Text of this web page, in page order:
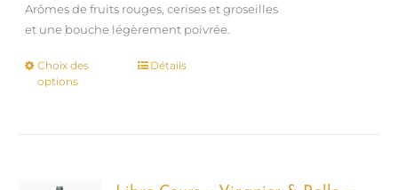
Arômes de fruits rouges, cerises et groseilles
et une bouche légèrement poivrée.
Choix des
options
CeDétails